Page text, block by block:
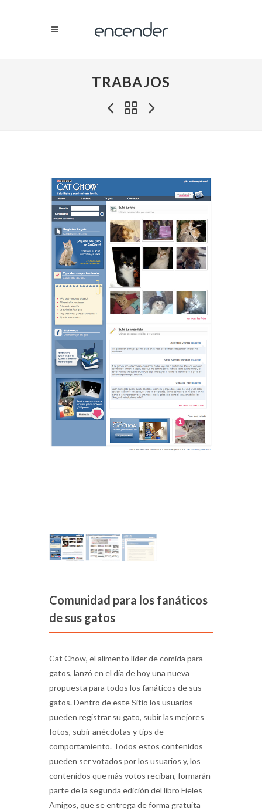
TRABAJOS
Comunidad para los fanáticos
de sus gatos
Cat Chow, el alimento líder de comida para
gatos, lanzó en el día de hoy una nueva
propuesta para todos los fanáticos de sus
gatos. Dentro de este Sitio los usuarios
pueden registrar su gato, subir las mejores
fotos, subir anécdotas y tips de
comportamiento. Todos estos contenidos
pueden ser votados por los usuarios y, los
contenidos que más votos reciban, formarán
parte de la segunda edición del libro Fieles
Amigos, que se entrega de forma gratuita